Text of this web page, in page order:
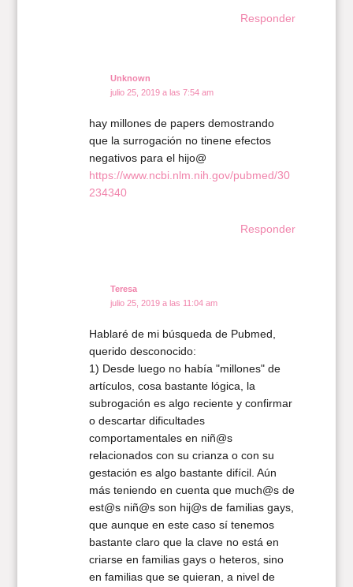
Responder
Unknown
julio 25, 2019 a las 7:54 am
hay millones de papers demostrando
que la surrogación no tinene efectos
negativos para el hijo@
https://www.ncbi.nlm.nih.gov/pubmed/30
234340
Responder
Teresa
julio 25, 2019 a las 11:04 am
Hablaré de mi búsqueda de Pubmed,
querido desconocido:
1) Desde luego no había "millones" de
artículos, cosa bastante lógica, la
subrogación es algo reciente y confirmar
o descartar dificultades
comportamentales en niñ@s
relacionados con su crianza o con su
gestación es algo bastante difícil. Aún
más teniendo en cuenta que much@s de
est@s niñ@s son hij@s de familias gays,
que aunque en este caso sí tenemos
bastante claro que la clave no está en
criarse en familias gays o heteros, sino
en familias que se quieran, a nivel de